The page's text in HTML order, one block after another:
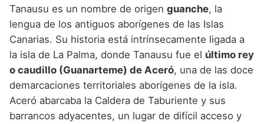
Tanausu es un nombre de origen guanche, la
lengua de los antiguos aborígenes de las Islas
Canarias. Su historia está intrínsecamente ligada a
la isla de La Palma, donde Tanausu fue el último rey
o caudillo (Guanarteme) de Aceró, una de las doce
demarcaciones territoriales aborígenes de la isla.
Aceró abarcaba la Caldera de Taburiente y sus
barrancos adyacentes, un lugar de difícil acceso y